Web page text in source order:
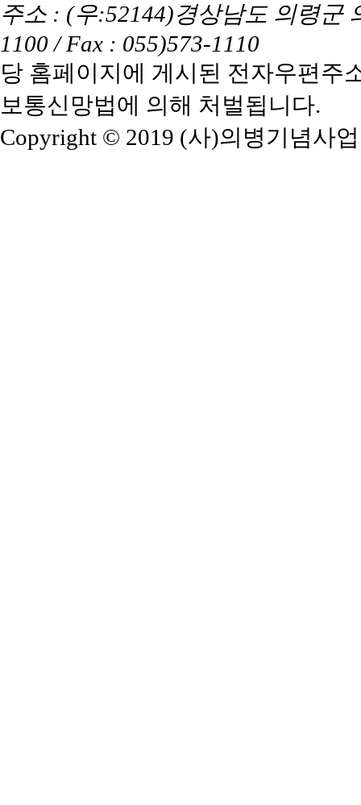
주소 : (우:52144)경상남도 의령군
1100 / Fax : 055)573-1110
당 홈페이지에 게시된 전자우편주
보통신망법에 의해 처벌됩니다.
Copyright © 2019 (사)의병기념사